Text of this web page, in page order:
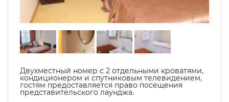
Двухместный номер с 2 отдельными кроватями,
кондиционером и спутниковым телевидением,
гостям предоставляется право посещения
представительского лаунджа.